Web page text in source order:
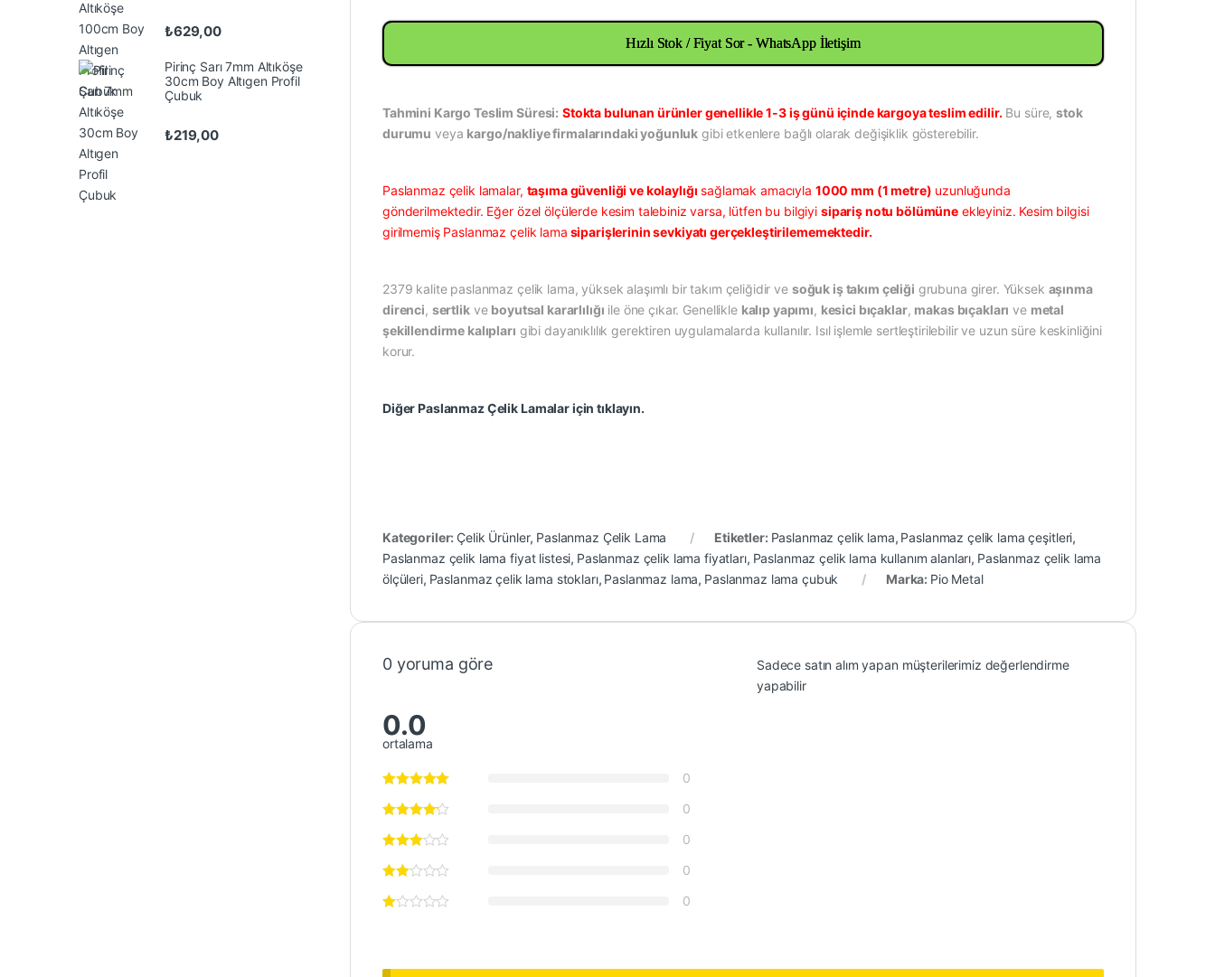
Hızlı Stok / Fiyat Sor - WhatsApp İletişim
Tahmini Kargo Teslim Süresi: Stokta bulunan ürünler genellikle 1-3 iş günü içinde kargoya teslim edilir. Bu süre,stok
durumu veya kargo/nakliye firmalarındaki yoğunluk gibi etkenlere bağlı olarak değişiklik gösterebilir.
Paslanmaz çelik lamalar, taşıma güvenliği ve kolaylığı sağlamak amacıyla 1000 mm (1 metre) uzunluğunda
gönderilmektedir. Eğer özel ölçülerde kesim talebiniz varsa, lütfen bu bilgiyi sipariş notu bölümüne ekleyiniz. Kesim bilgisi
girilmemiş Paslanmaz çelik lama siparişlerinin sevkiyatı gerçekleştirilememektedir.
2379 kalite paslanmaz çelik lama, yüksek alaşımlı bir takım çeliğidir ve soğuk iş takım çeliği grubuna girer. Yüksek aşınma
direnci, sertlikve boyutsal kararlılığı ile öne çıkar. Genellikle kalıp yapımı, kesici bıçaklar, makas bıçakları ve metal
şekillendirme kalıpları gibi dayanıklılık gerektiren uygulamalarda kullanılır. Isıl işlemle sertleştirilebilir ve uzun süre keskinliğini
korur.
Diğer Paslanmaz Çelik Lamalar için tıklayın.
Kategoriler: Çelik Ürünler, Paslanmaz Çelik Lama Etiketler: Paslanmaz çelik lama, Paslanmaz çelik lama çeşitleri,
Paslanmaz çelik lama fiyat listesi, Paslanmaz çelik lama fiyatları, Paslanmaz çelik lama kullanım alanları, Paslanmaz çelik lama
ölçüleri, Paslanmaz çelik lama stokları, Paslanmaz lama, Paslanmaz lama çubuk Marka: Pio Metal
0 yoruma göre
0.0
ortalama
0
0
0
0
0
Sadece satın alım yapan müşterilerimiz değerlendirme
yapabilir
₺629,00
Pirinç Sarı 7mm Altıköşe
30cm Boy Altıgen Profil
Çubuk
₺219,00